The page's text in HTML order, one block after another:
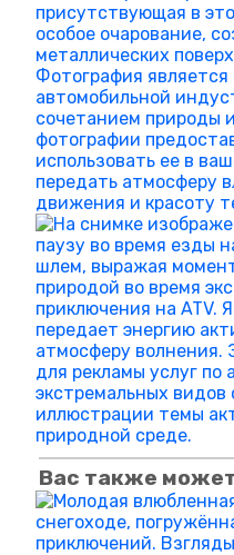
Вас также